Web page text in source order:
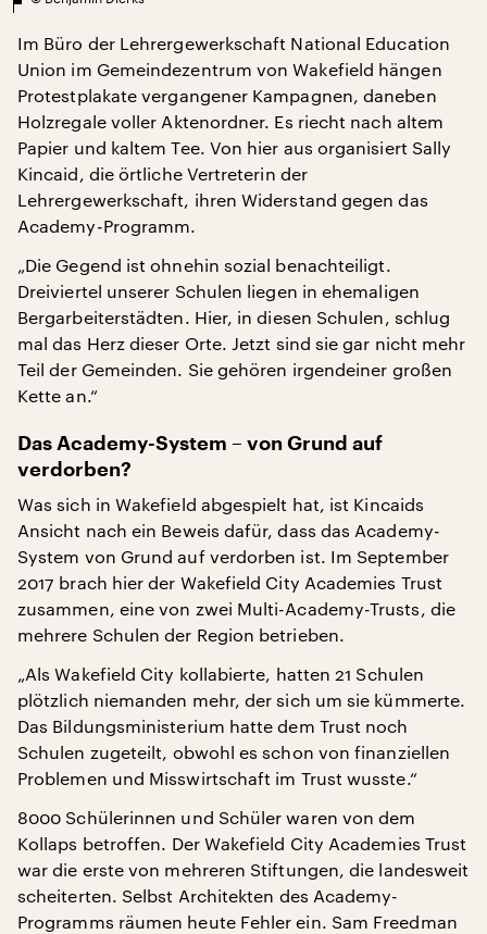
Im Büro der Lehrergewerkschaft National Education
Union im Gemeindezentrum von Wakefield hängen
Protestplakate vergangener Kampagnen, daneben
Holzregale voller Aktenordner. Es riecht nach altem
Papier und kaltem Tee. Von hier aus organisiert Sally
Kincaid, die örtliche Vertreterin der
Lehrergewerkschaft, ihren Widerstand gegen das
Academy-Programm.
„Die Gegend ist ohnehin sozial benachteiligt.
Dreiviertel unserer Schulen liegen in ehemaligen
Bergarbeiterstädten. Hier, in diesen Schulen, schlug
mal das Herz dieser Orte. Jetzt sind sie gar nicht mehr
Teil der Gemeinden. Sie gehören irgendeiner großen
Kette an.“
Das Academy-System – von Grund auf
verdorben?
Was sich in Wakefield abgespielt hat, ist Kincaids
Ansicht nach ein Beweis dafür, dass das Academy-
System von Grund auf verdorben ist. Im September
2017 brach hier der Wakefield City Academies Trust
zusammen, eine von zwei Multi-Academy-Trusts, die
mehrere Schulen der Region betrieben.
„Als Wakefield City kollabierte, hatten 21 Schulen
plötzlich niemanden mehr, der sich um sie kümmerte.
Das Bildungsministerium hatte dem Trust noch
Schulen zugeteilt, obwohl es schon von finanziellen
Problemen und Misswirtschaft im Trust wusste.“
8000 Schülerinnen und Schüler waren von dem
Kollaps betroffen. Der Wakefield City Academies Trust
war die erste von mehreren Stiftungen, die landesweit
scheiterten. Selbst Architekten des Academy-
Programms räumen heute Fehler ein. Sam Freedman